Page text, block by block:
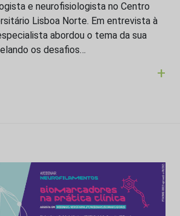
e neurofisiologista no Centro
Lisboa Norte. Em entrevista à
abordou o tema da sua
os desafios…
+